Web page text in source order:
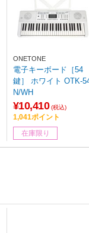
ONETONE
電子キーボード［54
鍵］ ホワイト OTK-54
N/WH
¥10,410 (税込)
1,041ポイント
在庫限り